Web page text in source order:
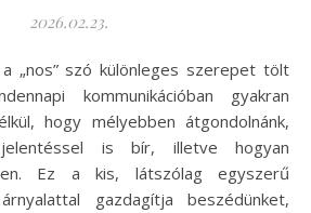
2026.02.23.
kommunikációban gyakran
hogy mélyebben átgondolnánk,
is bír, illetve hogyan
Ez a kis, látszólag egyszerű
gazdagítja beszédünket,